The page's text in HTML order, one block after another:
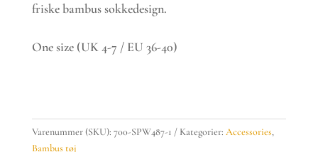
friske bambus sokkedesign.
One size (UK 4-7 / EU 36-40)
socks
-
Varenummer (SKU): 700-SPW487-1 Kategorier: Accessories,
Bambus tøj